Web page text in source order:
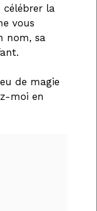
célébrer la
vous
nom, sa
de magie
moi en